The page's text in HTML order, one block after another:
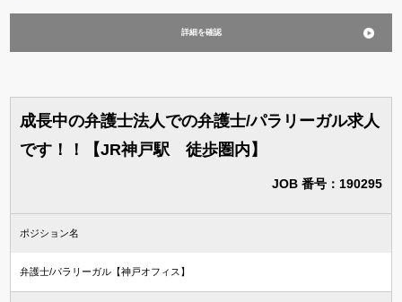
詳細を確認
成長中の弁護士法人での弁護士/パラリーガル求人
です！！【JR神戸駅 徒歩圏内】
JOB 番号：190295
ポジション名
弁護士/パラリーガル【神戸オフィス】